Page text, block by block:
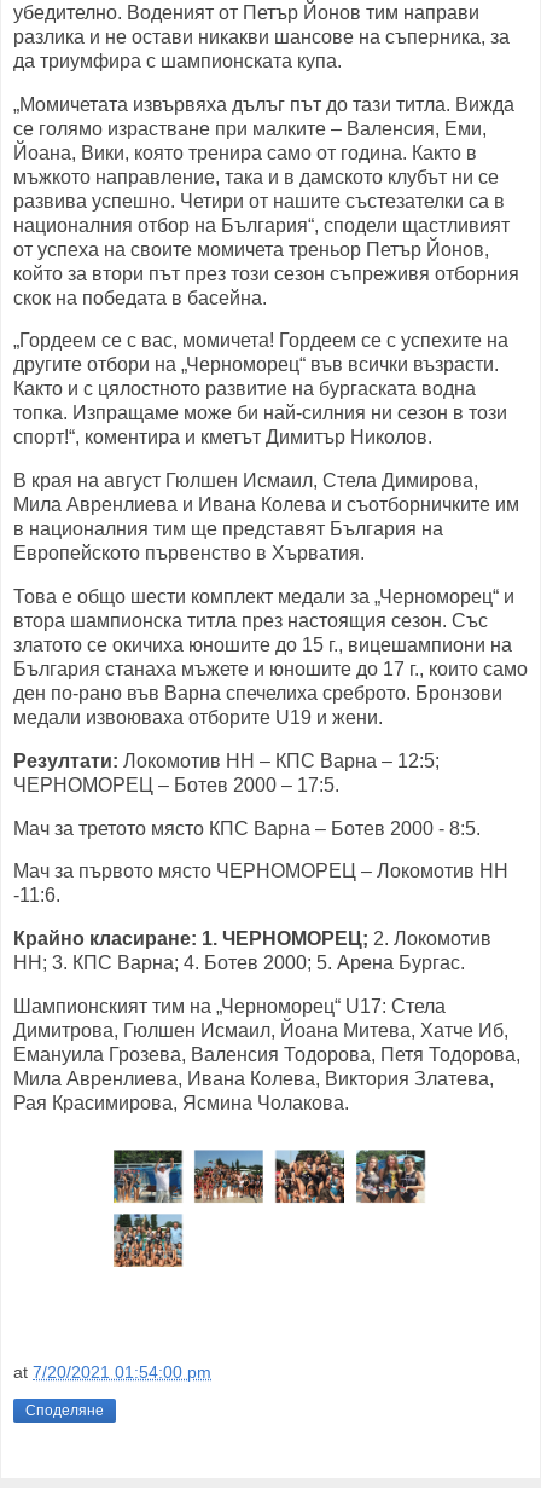
убедително. Воденият от Петър Йонов тим направи
разлика и не остави никакви шансове на съперника, за
да триумфира с шампионската купа.
„Момичетата извървяха дълъг път до тази титла. Вижда
се голямо израстване при малките – Валенсия, Еми,
Йоана, Вики, която тренира само от година. Както в
мъжкото направление, така и в дамското клубът ни се
развива успешно. Четири от нашите състезателки са в
националния отбор на България“, сподели щастливият
от успеха на своите момичета треньор Петър Йонов,
който за втори път през този сезон съпреживя отборния
скок на победата в басейна.
„Гордеем се с вас, момичета! Гордеем се с успехите на
другите отбори на „Черноморец“ във всички възрасти.
Както и с цялостното развитие на бургаската водна
топка. Изпращаме може би най-силния ни сезон в този
спорт!“, коментира и кметът Димитър Николов.
В края на август Гюлшен Исмаил, Стела Димирова,
Мила Авренлиева и Ивана Колева и съотборничките им
в националния тим ще представят България на
Европейското първенство в Хърватия.
Това е общо шести комплект медали за „Черноморец“ и
втора шампионска титла през настоящия сезон. Със
златото се окичиха юношите до 15 г., вицешампиони на
България станаха мъжете и юношите до 17 г., които само
ден по-рано във Варна спечелиха среброто. Бронзови
медали извоюваха отборите U19 и жени.
Резултати: Локомотив НН – КПС Варна – 12:5;
ЧЕРНОМОРЕЦ – Ботев 2000 – 17:5.
Мач за третото място КПС Варна – Ботев 2000 - 8:5.
Мач за първото място ЧЕРНОМОРЕЦ – Локомотив НН
-11:6.
Крайно класиране: 1. ЧЕРНОМОРЕЦ; 2. Локомотив
НН; 3. КПС Варна; 4. Ботев 2000; 5. Арена Бургас.
Шампионският тим на „Черноморец“ U17: Стела
Димитрова, Гюлшен Исмаил, Йоана Митева, Хатче Иб,
Емануила Грозева, Валенсия Тодорова, Петя Тодорова,
Мила Авренлиева, Ивана Колева, Виктория Златева,
Рая Красимирова, Ясмина Чолакова.
at 7/20/2021 01:54:00 pm
Споделяне